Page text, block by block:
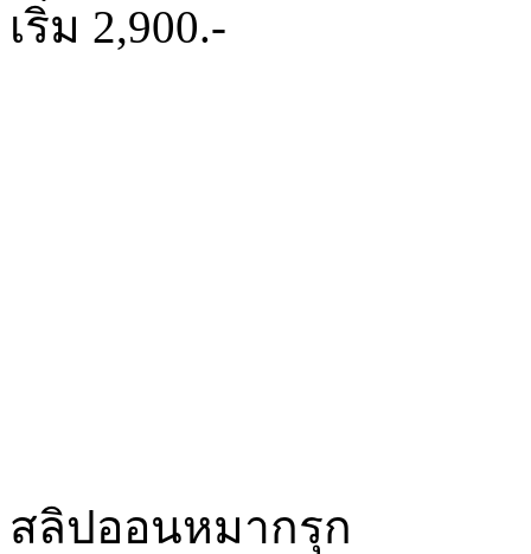
เริ่ม 2,900.-
สลิปออนหมากรุก